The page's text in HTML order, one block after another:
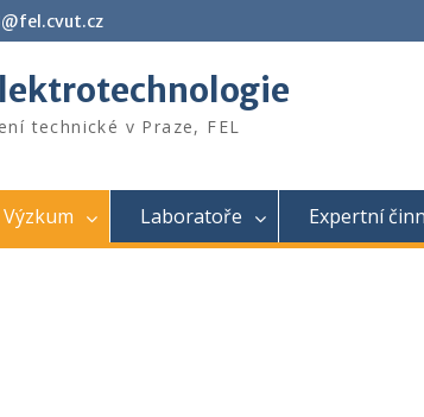
technické v Praze, FEL
Výzkum Laboratoře Expertní